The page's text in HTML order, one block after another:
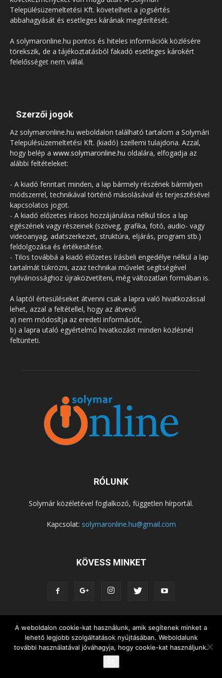
Településüzemeltetési Kft. követelheti a jogsértés
abbahagyását és esetleges kárának megtérítését.
A solymaronline.hu pontos és hiteles információk közlésére
törekszik, de a tájékoztatásból fakadó esetleges károkért
felelősséget nem vállal.
Szerzői jogok
Az solymaronline.hu weboldalon található tartalom a Solymári
Településüzemeltetési Kft. (kiadó) szellemi tulajdona. Azzal,
hogy belép a www.solymaronline.hu oldalára, elfogadja az
alábbi feltételeket:
- A kiadó fenntart minden, a lap bármely részének bármilyen
módszerrel, technikával történő másolásával és terjesztésével
kapcsolatos jogot.
- A kiadó előzetes írásos hozzájárulása nélkül tilos a lap
egészének vagy részeinek (szöveg, grafika, fotó, audio- vagy
videoanyag, adatszerkezet, struktúra, eljárás, program stb.)
feldolgozása és értékesítése.
- Tilos továbbá a kiadó előzetes írásbeli engedélye nélkül a lap
tartalmát tükrözni, azaz technikai művelet segítségével
nyilvánossághoz újraközvetíteni, még változatlan formában is.
A laptól értesüléseket átvenni csak a lapra való hivatkozással
lehet, azzal a feltétellel, hogy az átvevő
a) nem módosítja az eredeti információt,
b) a lapra utaló egyértelmű hivatkozást minden közlésnél
feltünteti.
RÓLUNK
Solymár közéletével foglalkozó, független hírportál.
Kapcsolat: solymaronline.hu@gmail.com
KÖVESS MINKET
KÖZÉLET KÖZÖSSÉGEK
SZABADIDŐ
NEMZETISÉG, HELYTÖRTÉNET
RIPORTOK
KÖZÉRDEKŰ INFORMÁCIÓK
© Copyright 2015 - Solymár Online
A weboldalon cookie-kat használunk, amik segítenek minket a
lehető legjobb szolgáltatások nyújtásában. Weboldalunk
további használatával jóváhagyja, hogy cookie-kat használjunk.